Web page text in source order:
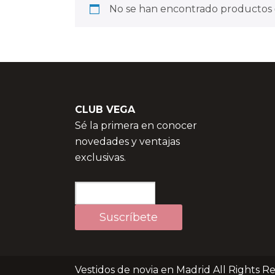
No se han encontrado
CLUB VEGA
Sé la primera en conocer
novedades y ventajas
exclusivas.
Vestidos de novia en Madrid All Rights